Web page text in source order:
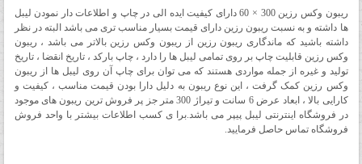
ریبون وکس رزین 300 × 60 دارای کیفیت ایده الی در چاپ و اطلاعات دار نمودن لیبل
ها داشته و به نسبت ریبون رزین دارای قیمت بسیار مناسب تری می باشد البته در نظر
داشته باشید که ماندگاری ریبون رزین از ریبون وکس رزین بالاتر می باشد ، ریبون
وکس رزین قابلیت چاپ بر روی تمامی لیبل ها را دارد ،چاپ بارکد ، تاریخ انقضا ، تاریخ
تولید و غیره از جمله مواردی هستند که می توان برای چاپ آن روی لیبل ها از ریبون
وکس رزین کمک گرفت ، این نوع ریبونبه دلیل دارا بودن قیمت مناسب ، کیفیت و
کارایی بالا ، ابعاد عرض 6 سانت و تیراژ 300 متر جز پر فروش ترین ریبون های موجود
در فروشگاه اینترنتی لیبل پیپر می باشد.برا ی کسب اطلاعات بیشتر با واحد فروش
فروشگاه تماس حاصل فرمایید.